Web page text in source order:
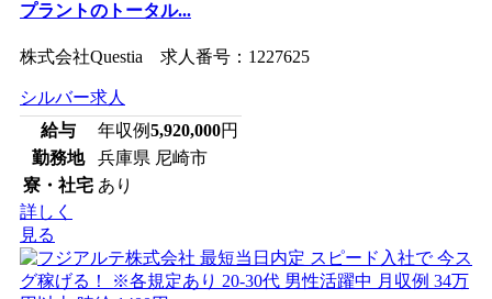
プラントのトータル...
株式会社Questia 求人番号：1227625
シルバー求人
給与
年収例5,920,000円
勤務地
兵庫県 尼崎市
寮・社宅 あり
詳しく
見る